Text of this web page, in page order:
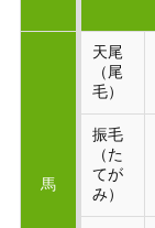
馬
天尾
（尾
毛）
振毛
（た
てが
み）